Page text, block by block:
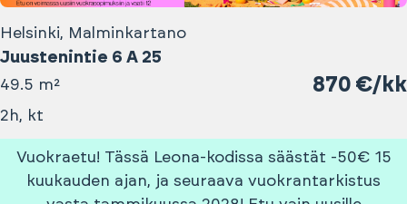
Helsinki, Malminkartano
Juustenintie 6 A 25
49.5 m² 870 €/kk
2h, kt
Vuokraetu! Tässä Leona-kodissa säästät -50€ 15
kuukauden ajan, ja seuraava vuokrantarkistus